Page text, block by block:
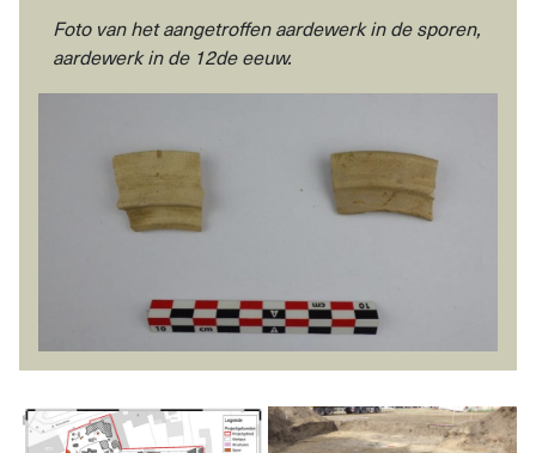
Foto van het aangetroffen aardewerk in de sporen,
aardewerk in de 12de eeuw.